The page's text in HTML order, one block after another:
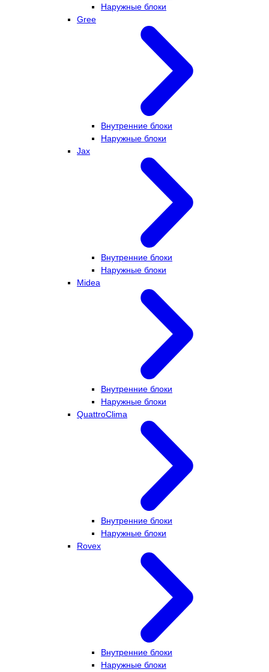
Наружные блоки
Gree
Внутренние блоки
Наружные блоки
Jax
Внутренние блоки
Наружные блоки
Midea
Внутренние блоки
Наружные блоки
QuattroClima
Внутренние блоки
Наружные блоки
Rovex
Внутренние блоки
Наружные блоки